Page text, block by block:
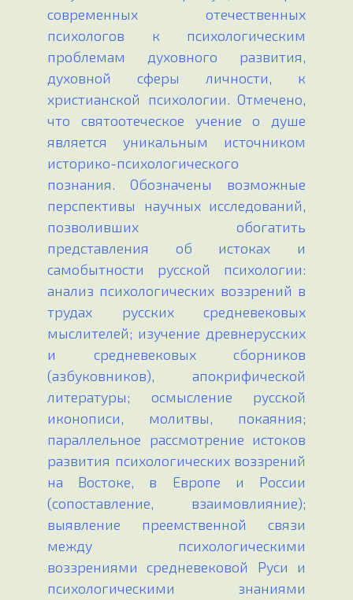
современных отечественных
психологов к психологическим
проблемам духовного развития,
духовной сферы личности, к
христианской психологии. Отмечено,
что святоотеческое учение о душе
является уникальным источником
историко-психологического
познания. Обозначены возможные
перспективы научных исследований,
позволивших обогатить
представления об истоках и
самобытности русской психологии:
анализ психологических воззрений в
трудах русских средневековых
мыслителей; изучение древнерусских
и средневековых сборников
(азбуковников), апокрифической
литературы; осмысление русской
иконописи, молитвы, покаяния;
параллельное рассмотрение истоков
развития психологических воззрений
на Востоке, в Европе и России
(сопоставление, взаимовлияние);
выявление преемственной связи
между психологическими
воззрениями средневековой Руси и
психологическими знаниями